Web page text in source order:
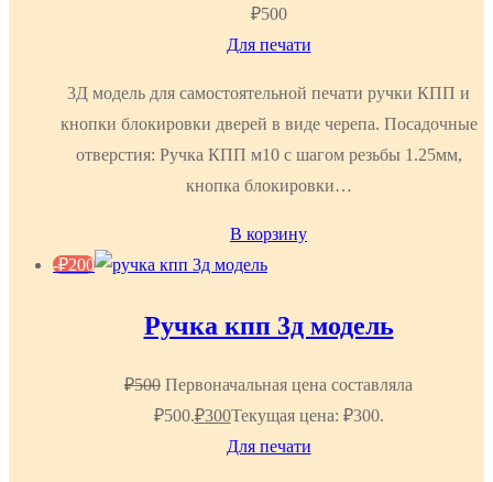
₽500
Для печати
3Д модель для самостоятельной печати ручки КПП и
кнопки блокировки дверей в виде черепа. Посадочные
отверстия: Ручка КПП м10 с шагом резьбы 1.25мм,
кнопка блокировки…
В корзину
-₽200
Ручка кпп 3д модель
₽500 Первоначальная цена составляла
₽500.₽300Текущая цена: ₽300.
Для печати